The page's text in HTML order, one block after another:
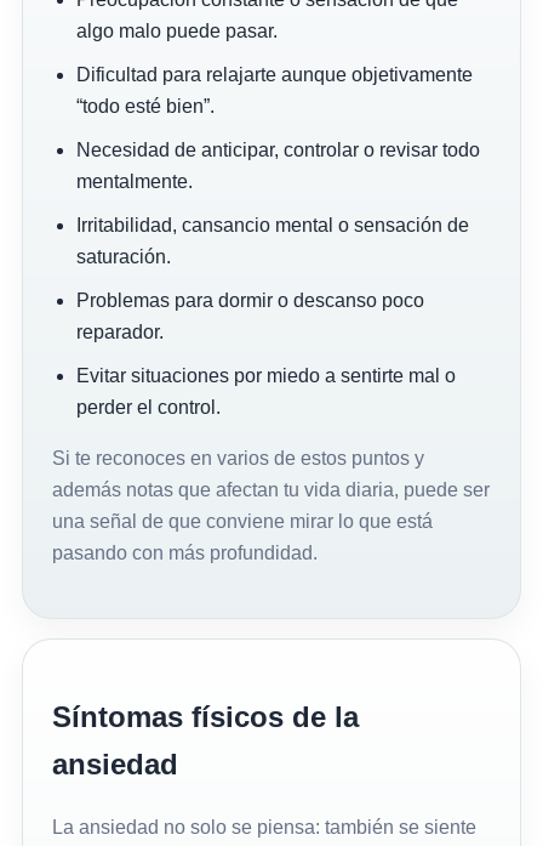
algo malo puede pasar.
Dificultad para relajarte aunque objetivamente
“todo esté bien”.
Necesidad de anticipar, controlar o revisar todo
mentalmente.
Irritabilidad, cansancio mental o sensación de
saturación.
Problemas para dormir o descanso poco
reparador.
Evitar situaciones por miedo a sentirte mal o
perder el control.
Si te reconoces en varios de estos puntos y
además notas que afectan tu vida diaria, puede ser
una señal de que conviene mirar lo que está
pasando con más profundidad.
Síntomas físicos de la
ansiedad
La ansiedad no solo se piensa: también se siente